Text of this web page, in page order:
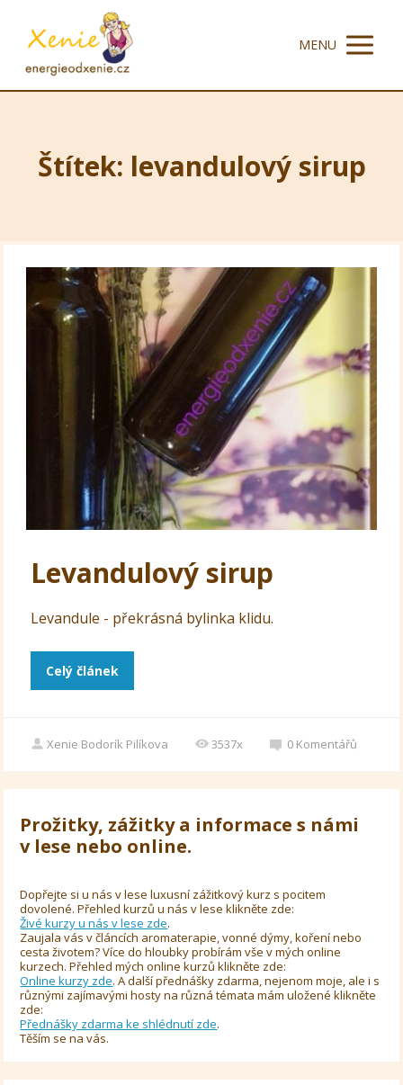
MENU
Štítek: levandulový sirup
Levandulový sirup
Levandule - překrásná bylinka klidu.
Celý článek
Xenie Bodorík Pilíkova 3537x 0 Komentářů
Prožitky, zážitky a informace s námi
v lese nebo online.
Dopřejte si u nás v lese luxusní zážitkový kurz s pocitem
dovolené. Přehled kurzů u nás v lese klikněte zde:
Živé kurzy u nás v lese zde.
Zaujala vás v článcích aromaterapie, vonné dýmy, koření nebo
cesta životem? Více do hloubky probírám vše v mých online
kurzech. Přehled mých online kurzů klikněte zde:
Online kurzy zde. A další přednášky zdarma, nejenom moje, ale i s
různými zajímavými hosty na různá témata mám uložené klikněte
zde:
Přednášky zdarma ke shlédnutí zde.
Těším se na vás.